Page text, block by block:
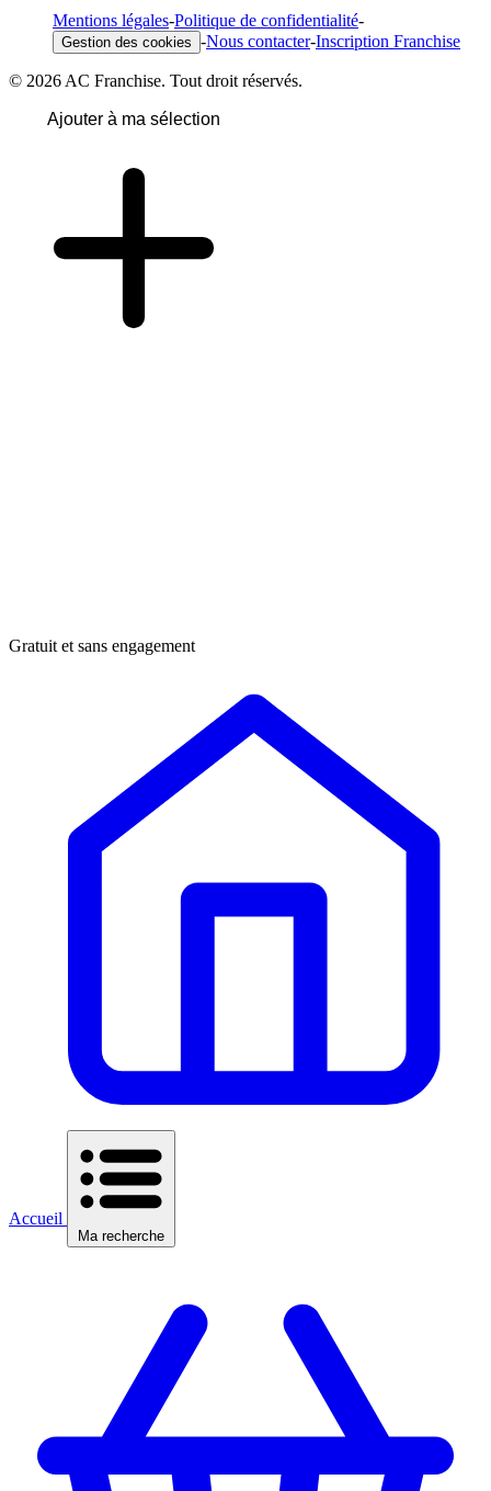
Mentions légales-Politique de confidentialité-
Gestion des cookies -Nous contacter-Inscription Franchise
© 2026 AC Franchise. Tout droit réservés.
Ajouter à ma sélection
Gratuit et sans engagement
Accueil
Ma recherche